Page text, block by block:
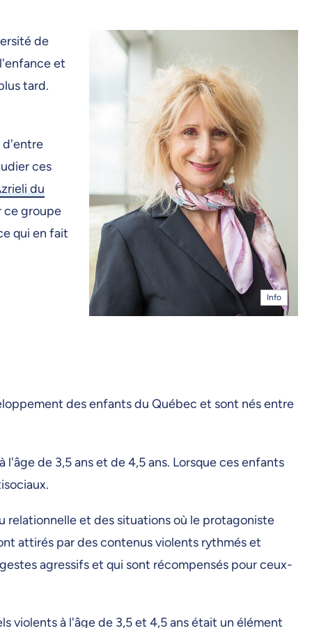
Info
de
et
tard.
d'entre
ces
du
ce groupe
qui en fait
des enfants du Québec et sont nés entre
de 3,5 ans et de 4,5 ans. Lorsque ces enfants
relationnelle et des situations où le protagoniste
attirés par des contenus violents rythmés et
agressifs et qui sont récompensés pour ceux-
violents à l'âge de 3,5 et 4,5 ans était un élément